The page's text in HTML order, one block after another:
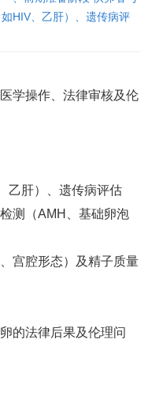
HIV、乙肝）、遗传病评
学操作、法律审核及伦
乙肝）、遗传病评估
测（AMH、基础卵泡
宫腔形态）及精子质量
的法律后果及伦理问